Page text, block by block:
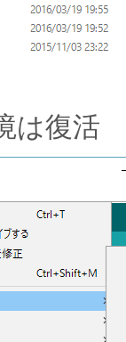
は復活